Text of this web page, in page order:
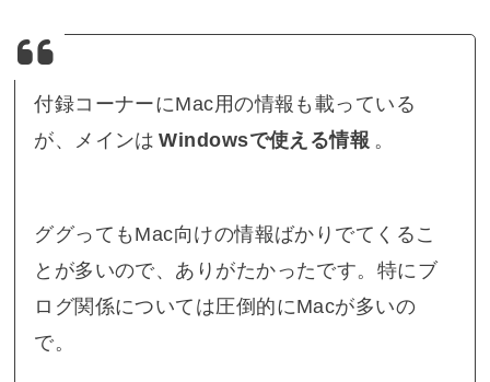
付録コーナーにMac用の情報も載っている
が、メインは Windowsで使える情報 。
ググってもMac向けの情報ばかりでてくるこ
とが多いので、ありがたかったです。特にブ
ログ関係については圧倒的にMacが多いの
で。